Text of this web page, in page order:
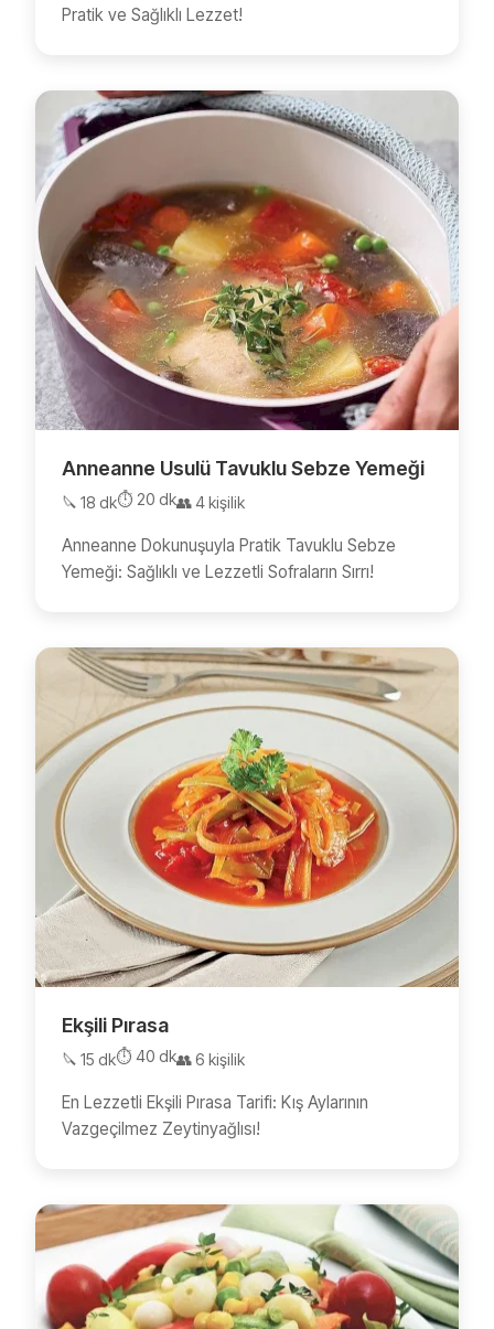
Pratik ve Sağlıklı Lezzet!
Anneanne Usulü Tavuklu Sebze Yemeği
🔪 18 dk⏱️ 20 dk👥 4 kişilik
Anneanne Dokunuşuyla Pratik Tavuklu Sebze
Yemeği: Sağlıklı ve Lezzetli Sofraların Sırrı!
Ekşili Pırasa
🔪 15 dk⏱️ 40 dk👥 6 kişilik
En Lezzetli Ekşili Pırasa Tarifi: Kış Aylarının
Vazgeçilmez Zeytinyağlısı!